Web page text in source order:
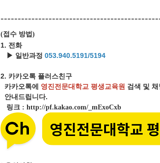
(접수 방법 )
1. 전화
▶ 일반과정 053.940.5191/5194
2. 카카오톡 플러스친구
카카오톡에 영진전문대학교 평생교육원 검색 및
안내드립니다.
링크 : http://pf.kakao.com/_mExoCxb